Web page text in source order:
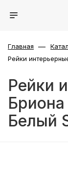
Главная —
Рейки
Рейки
Белый